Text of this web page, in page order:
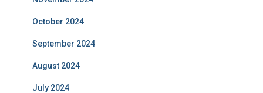
October 2024
September 2024
August 2024
July 2024